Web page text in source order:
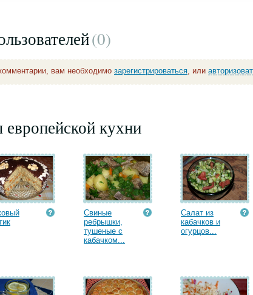
(0)
вам необходимо зарегистрироваться, или
кухни
Свиные
ребрышки,
тушеные с
кабачком...
Салат из
кабачков и
огурцов...